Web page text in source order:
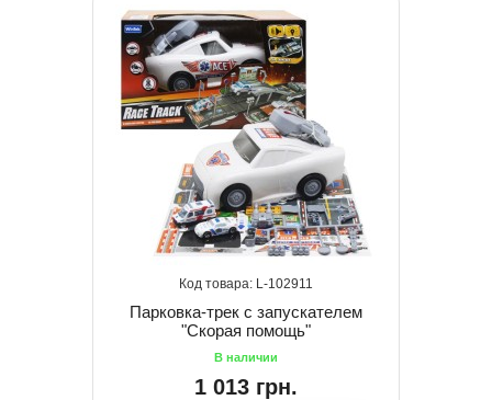
102911
Парковка-трек с запускателем
"Скорая помощь"
1 013 грн.